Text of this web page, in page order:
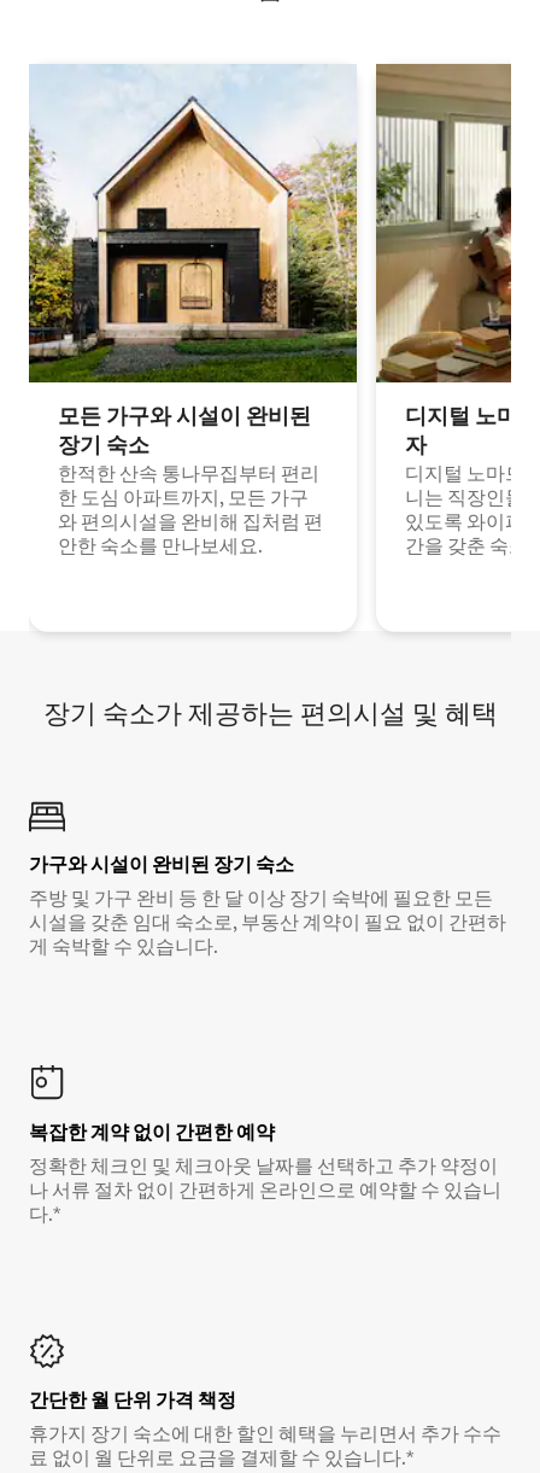
모든 가구와 시설이 완비된
장기 숙소
한적한 산속 통나무집부터 편리
한 도심 아파트까지, 모든 가구
와 편의시설을 완비해 집처럼 편
안한 숙소를 만나보세요.
디지털 노마
자
디지털 노마드
니는 직장인들
있도록 와이파
간을 갖춘 숙소
장기 숙소가 제공하는 편의시설 및 혜택
가구와 시설이 완비된 장기 숙소
주방 및 가구 완비 등 한 달 이상 장기 숙박에 필요한 모든
시설을 갖춘 임대 숙소로, 부동산 계약이 필요 없이 간편하
게 숙박할 수 있습니다.
복잡한 계약 없이 간편한 예약
정확한 체크인 및 체크아웃 날짜를 선택하고 추가 약정이
나 서류 절차 없이 간편하게 온라인으로 예약할 수 있습니
다.*
간단한 월 단위 가격 책정
휴가지 장기 숙소에 대한 할인 혜택을 누리면서 추가 수수
료 없이 월 단위로 요금을 결제할 수 있습니다.*